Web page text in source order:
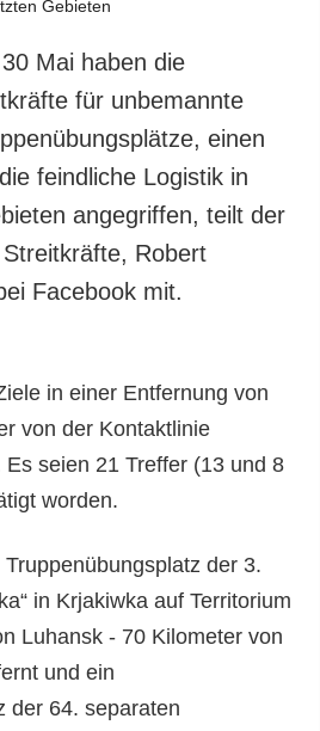
Mai haben die
für unbemannte
einen
feindliche Logistik in
angegriffen, teilt der
Robert
Facebook mit.
in einer Entfernung von
von der Kontaktlinie
seien 21 Treffer (13 und 8
worden.
der 3.
in Krjakiwka auf Territorium
Luhansk - 70 Kilometer von
und ein
der 64. separaten